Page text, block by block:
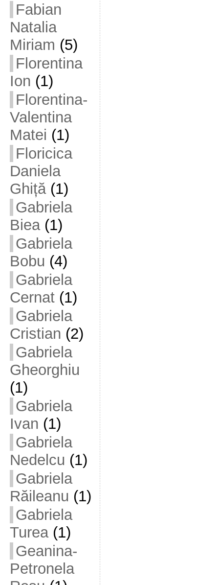
Fabian
Natalia
Miriam (5)
Florentina
Ion (1)
Florentina-
Valentina
Matei (1)
Floricica
Daniela
Ghiță(1)
Gabriela
Biea(1)
Gabriela
Bobu (4)
Gabriela
Cernat(1)
Gabriela
Cristian (2)
Gabriela
Gheorghiu
(1)
Gabriela
Ivan (1)
Gabriela
Nedelcu (1)
Gabriela
Răileanu (1)
Gabriela
Turea(1)
Geanina-
Petronela